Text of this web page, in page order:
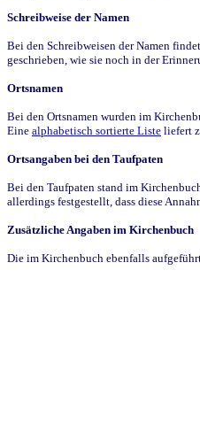
Schreibweise der Namen
Bei den Schreibweisen der Namen
geschrieben, wie sie noch in der
Ortsnamen
Bei den Ortsnamen wurden im
Eine alphabetisch sortierte Liste liefert
Ortsangaben bei den Taufpaten
Bei den Taufpaten stand im
allerdings festgestellt, dass diese
Zusätzliche Angaben im Kirchenbuch
Die im Kirchenbuch ebenfalls